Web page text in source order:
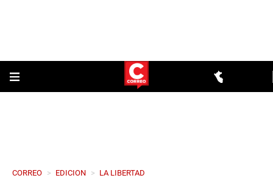
CORREO > EDICION > LA LIBERTAD